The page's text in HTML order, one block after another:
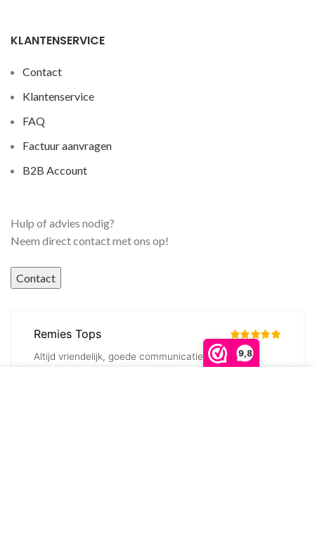
9,8
KLANTENSERVICE
Contact
Klantenservice
FAQ
Factuur aanvragen
B2B Account
Hulp of advies nodig?
Neem direct contact met ons op!
Contact